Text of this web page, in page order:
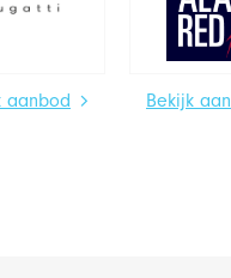
aanbod Bekijk